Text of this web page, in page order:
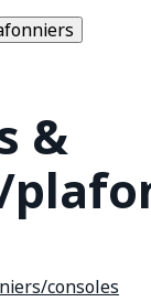
&
consoles